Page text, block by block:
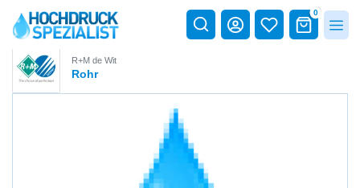
0
R+M de Wit
Rohr